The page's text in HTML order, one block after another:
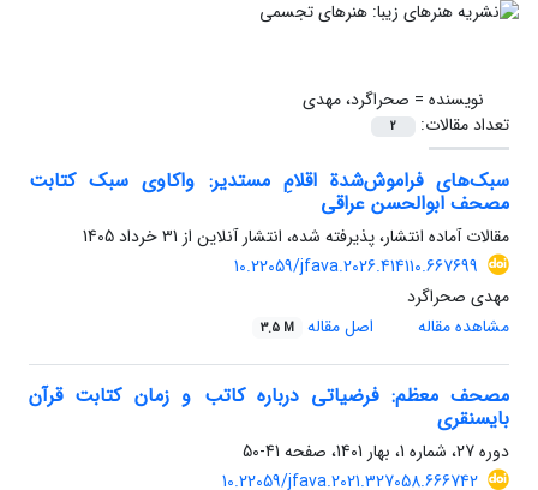
نویسنده = صحراگرد، مهدی
تعداد مقالات:
2
سبک‌های فراموش‌شدة اقلامِ مستدیر: واکاوی سبک کتابت
مصحف ابوالحسن عراقی
مقالات آماده انتشار، پذیرفته شده، انتشار آنلاین از 31 خرداد 1405
10.22059/jfava.2026.414110.667699
مهدی صحراگرد
مشاهده مقاله
اصل مقاله 3.5 M
مصحف معظم: فرضیاتی درباره کاتب و زمان کتابت قرآن
بایسنقری
دوره 27، شماره 1، بهار 1401، صفحه
41-50
10.22059/jfava.2021.327058.666742